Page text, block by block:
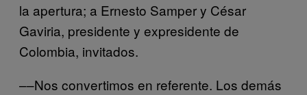
la apertura; a Ernesto Samper y César
Gaviria, presidente y expresidente de
Colombia, invitados.
––Nos convertimos en referente. Los demás